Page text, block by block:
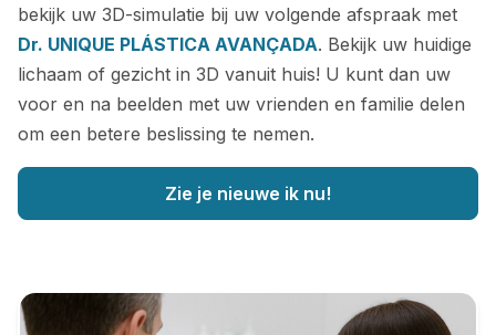
bekijk uw 3D-simulatie bij uw volgende afspraak met
Dr. UNIQUE PLÁSTICA AVANÇADA. Bekijk uw huidige
lichaam of gezicht in 3D vanuit huis! U kunt dan uw
voor en na beelden met uw vrienden en familie delen
om een betere beslissing te nemen.
Zie je nieuwe ik nu!